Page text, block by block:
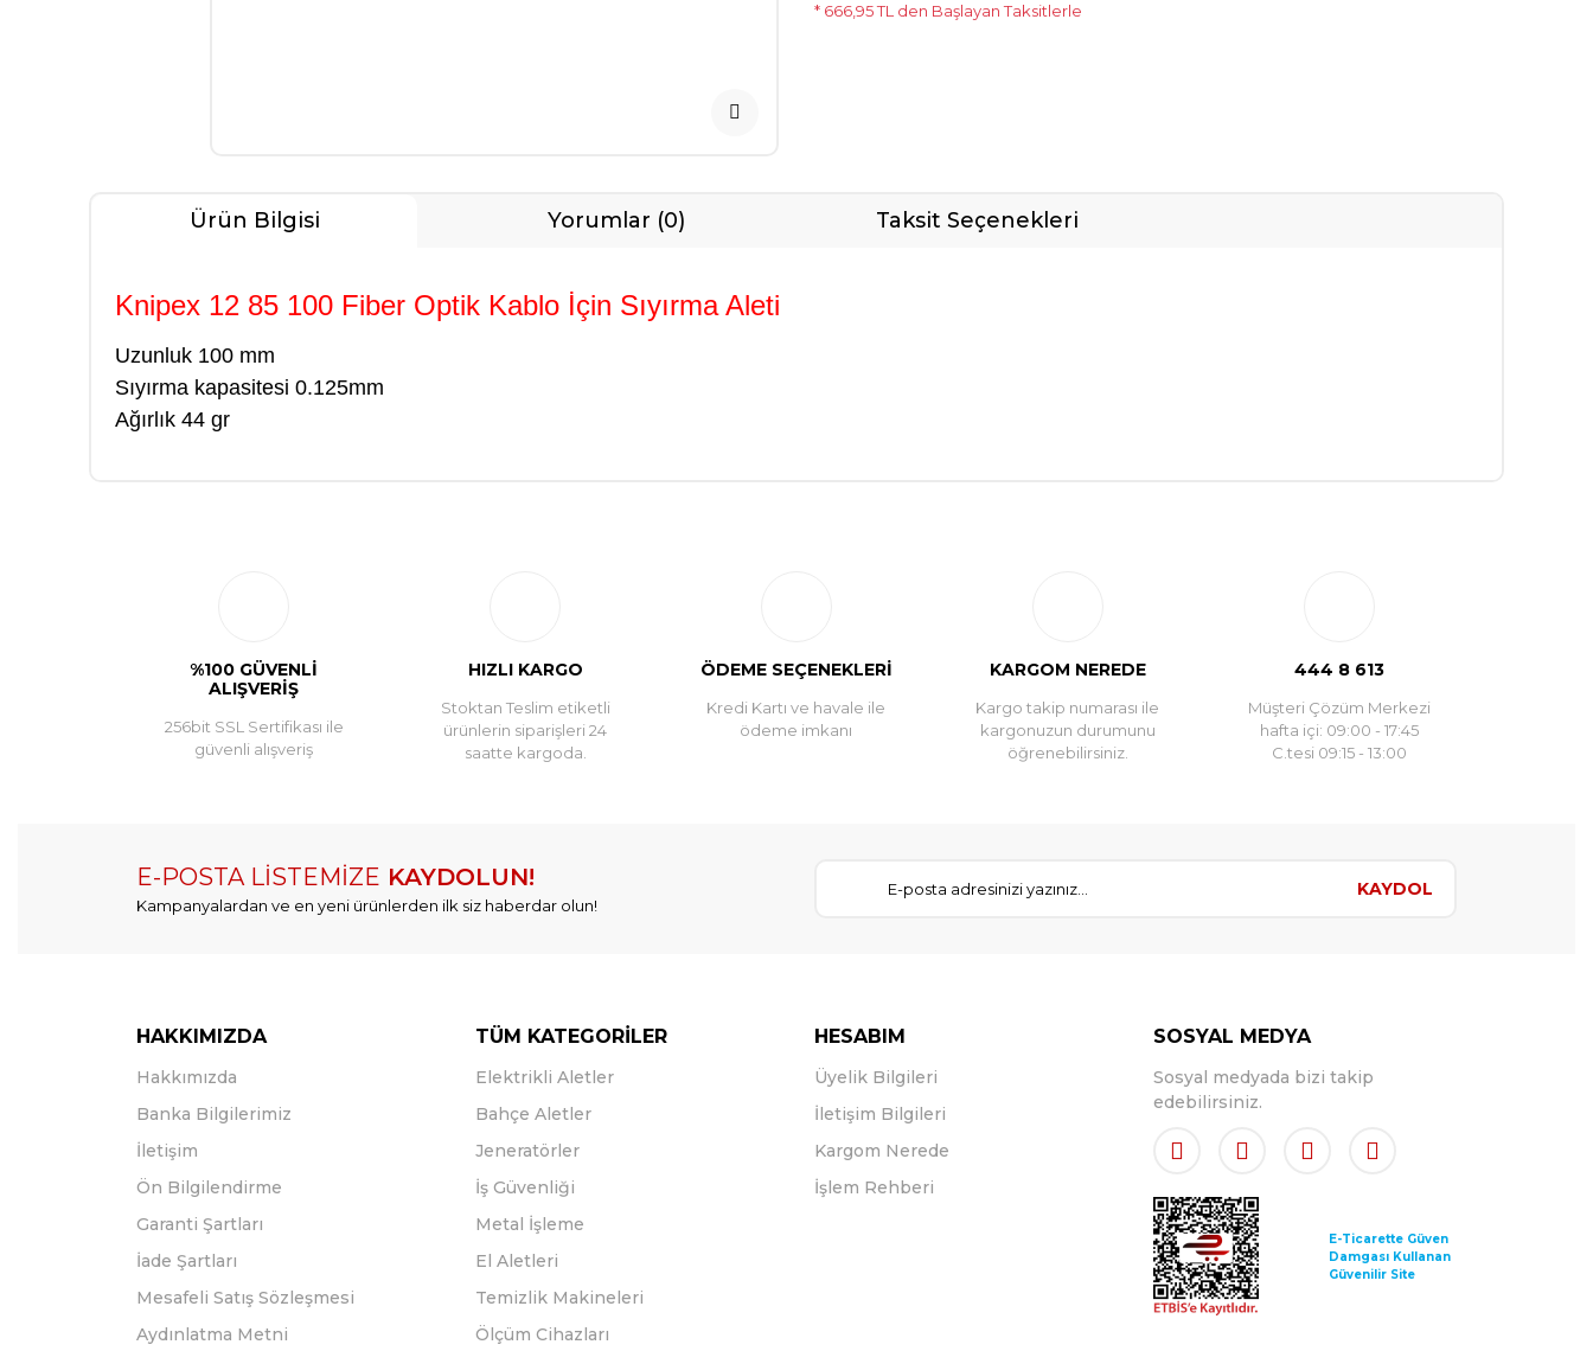
* 666,95 TL den Başlayan Taksitlerle
Ürün Bilgisi Yorumlar (0) Taksit Seçenekleri
Knipex 12 85 100 Fiber Optik Kablo İçin Sıyırma Aleti
Uzunluk 100 mm
Sıyırma kapasitesi 0.125mm
Ağırlık 44 gr
%100 GÜVENLİ
ALIŞVERİŞ
256bit SSL Sertifikası ile
güvenli alışveriş
HIZLI KARGO
Stoktan Teslim etiketli
ürünlerin siparişleri 24
saatte kargoda.
ÖDEME SEÇENEKLERİ
Kredi Kartı ve havale ile
ödeme imkanı
KARGOM NEREDE
Kargo takip numarası ile
kargonuzun durumunu
öğrenebilirsiniz.
444 8 613
Müşteri Çözüm Merkezi
hafta içi: 09:00 - 17:45
C.tesi 09:15 - 13:00
E-POSTA LİSTEMİZE KAYDOLUN!
Kampanyalardan ve en yeni ürünlerden ilk siz haberdar olun!
KAYDOL
HAKKIMIZDA
Hakkımızda
Banka Bilgilerimiz
İletişim
Ön Bilgilendirme
Garanti Şartları
İade Şartları
Mesafeli Satış Sözleşmesi
Aydınlatma Metni
TÜM KATEGORİLER
Elektrikli Aletler
Bahçe Aletler
Jeneratörler
İş Güvenliği
Metal İşleme
El Aletleri
Temizlik Makineleri
Ölçüm Cihazları
HESABIM
Üyelik Bilgileri
İletişim Bilgileri
Kargom Nerede
İşlem Rehberi
SOSYAL MEDYA
Sosyal medyada bizi takip
edebilirsiniz.
E-Ticarette Güven
Damgası Kullanan
Güvenilir Site